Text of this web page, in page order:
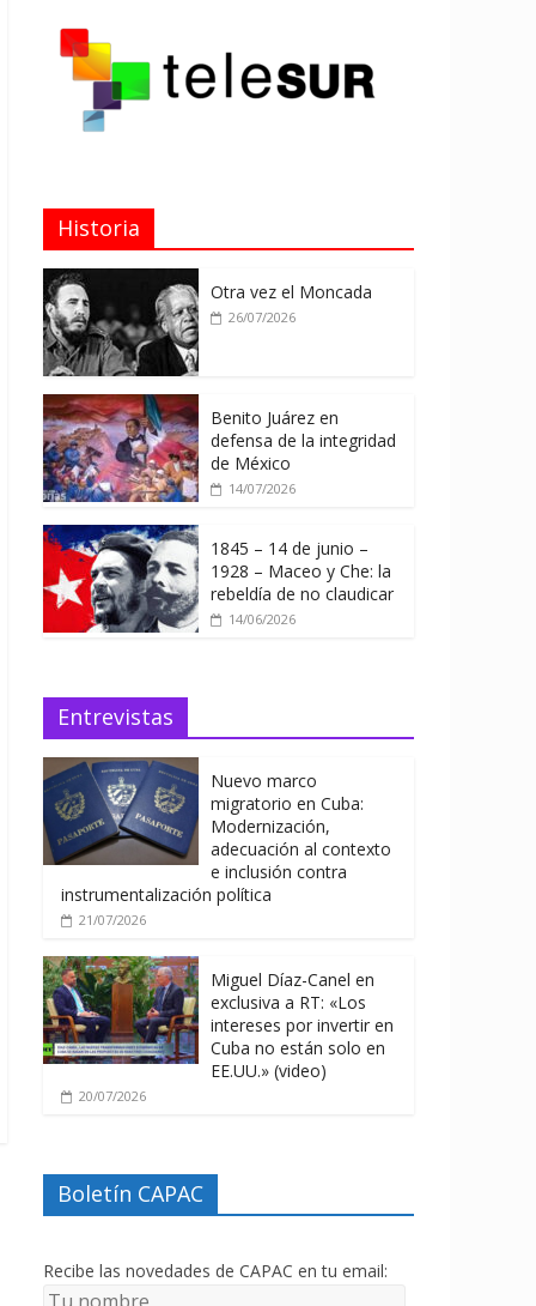
Historia
Otra vez el Moncada
26/07/2026
Benito Juárez en
defensa de la integridad
de México
14/07/2026
1845 – 14 de junio –
1928 – Maceo y Che: la
rebeldía de no claudicar
14/06/2026
Entrevistas
Nuevo marco
migratorio en Cuba:
Modernización,
adecuación al contexto
e inclusión contra
instrumentalización política
21/07/2026
Miguel Díaz-Canel en
exclusiva a RT: «Los
intereses por invertir en
Cuba no están solo en
EE.UU.» (video)
20/07/2026
Boletín CAPAC
Recibe las novedades de CAPAC en tu email: